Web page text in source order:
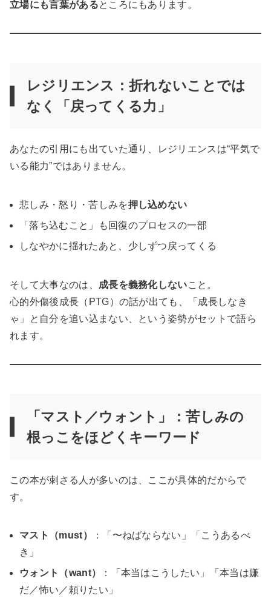
立場にも言葉があるところにもあります。
レジリエンス：折れないことでは
なく「戻ってくる力」
あなたの引用にも出ていた通り、レジリエンスは“平気で
いる能力”ではありません。
悲しみ・怒り・苦しみを押し込めない
「落ち込むこと」も回復のプロセスの一部
しなやかに揺れたあと、少しずつ戻ってくる
そして大事なのは、 成長を義務化しないこと。
心的外傷後成長（PTG）の話が出ても、「成長しなき
ゃ」と自分を追い込まない、という姿勢がセットで語ら
れます。
「マスト／ウォント」：苦しみの
根っこをほどくキーワード
この本が刺さる人が多いのは、ここが具体的だからで
す。
マスト（must）
：「〜ねばならない」「こうあるべ
き」
ウォント（want）
：「本当はこうしたい」「本当は嫌
だ／怖い／頼りたい」